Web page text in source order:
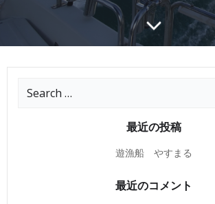
Search
最近の投稿
遊漁船 やすまる
最近のコメント